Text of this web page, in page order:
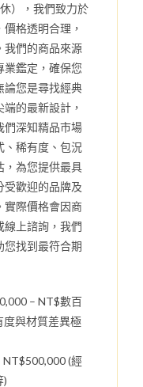
），我們致力於
格透明合理，
我們的商品來源
業鑑定，確保您
論您是尋找經典
的最新設計，
們深知精品市場
、稀有度、包況
，為您提供最具
受歡迎的品牌及
實際價格會因商
線上諮詢，我們
您找到最符合期
– NT$數百
度與材質差異極
(經
)